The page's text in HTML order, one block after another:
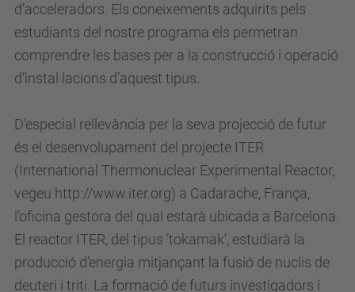
d’acceleradors. Els coneixements adquirits pels
estudiants del nostre programa els permetran
comprendre les bases per a la construcció i operació
d’instal·lacions d’aquest tipus.
D’especial rellevància per la seva projecció de futur
és el desenvolupament del projecte ITER
(International Thermonuclear Experimental Reactor,
vegeu http://www.iter.org) a Cadarache, França,
l’oficina gestora del qual estarà ubicada a Barcelona.
El reactor ITER, del tipus ’tokamak’, estudiarà la
producció d’energia mitjançant la fusió de nuclis de
deuteri i triti. La formació de futurs investigadors i